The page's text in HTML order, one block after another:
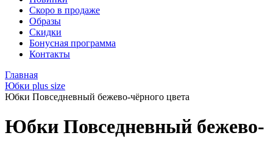
Скоро в продаже
Образы
Скидки
Бонусная программа
Контакты
Главная
Юбки plus size
Юбки Повседневный бежево-чёрного цвета
Юбки Повседневный бежево-